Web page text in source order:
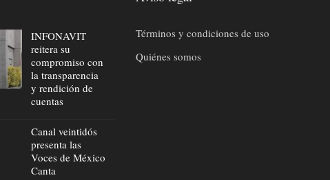
INFONAVIT
reitera su
compromiso con
la transparencia
y rendición de
cuentas
Canal veintidós
presenta las
Voces de México
Canta
Términos y condiciones de uso
Quiénes somos